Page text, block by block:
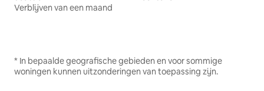
Verblijven van een maand
* In bepaalde geografische gebieden en voor sommige
woningen kunnen uitzonderingen van toepassing zijn.